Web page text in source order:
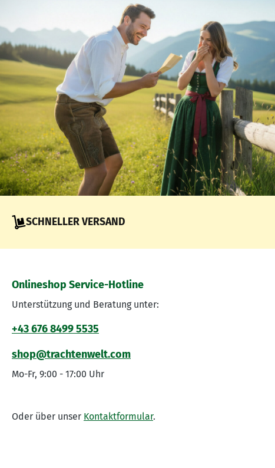
SCHNELLER VERSAND
Onlineshop Service-Hotline
Unterstützung und Beratung unter:
+43 676 8499 5535
shop@trachtenwelt.com
Mo-Fr, 9:00 - 17:00 Uhr
Oder über unser Kontaktformular.